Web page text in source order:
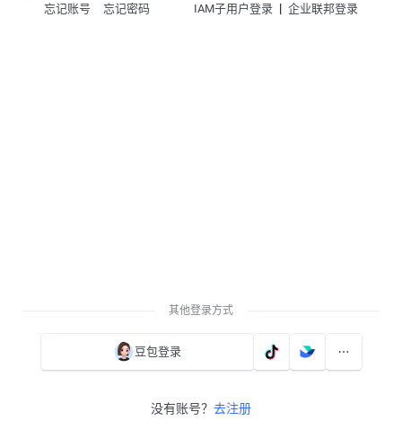
忘记账号 忘记密码 IAM子用户登录 | 企业联邦登录
其他登录方式
豆包登录
没有账号？ 去注册